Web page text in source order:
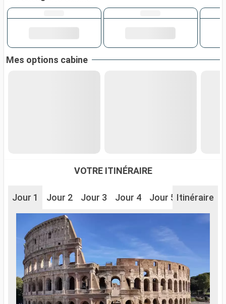
Mes options cabine
VOTRE ITINÉRAIRE
Jour 1 Jour 2 Jour 3 Jour 4 Jour 5 Jour 6
Itinéraire